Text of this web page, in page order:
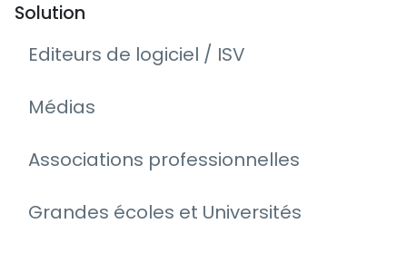
Solution
Editeurs de logiciel / ISV
Médias
Associations professionnelles
Grandes écoles et Universités